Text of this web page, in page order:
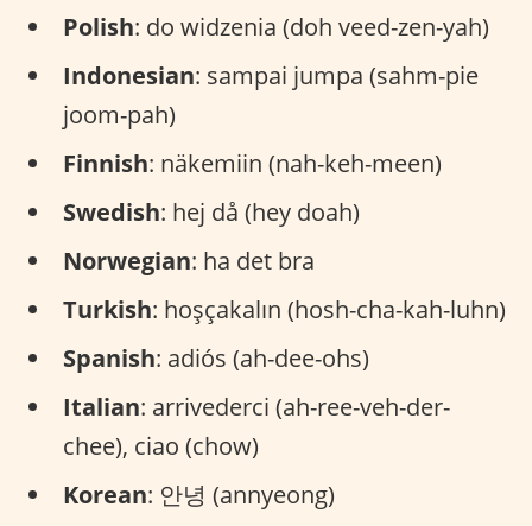
Polish: do widzenia (doh veed-zen-yah)
Indonesian: sampai jumpa (sahm-pie
joom-pah)
Finnish: näkemiin (nah-keh-meen)
Swedish: hej då (hey doah)
Norwegian: ha det bra
Turkish: hoşçakalın (hosh-cha-kah-luhn)
Spanish: adiós (ah-dee-ohs)
Italian: arrivederci (ah-ree-veh-der-
chee), ciao (chow)
Korean: 안녕 (annyeong)